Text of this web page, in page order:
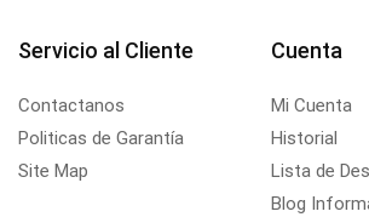
Servicio al Cliente
Contactanos
Politicas de Garantía
Site Map
Cuenta
Mi Cuenta
Historial
Lista de
Blog